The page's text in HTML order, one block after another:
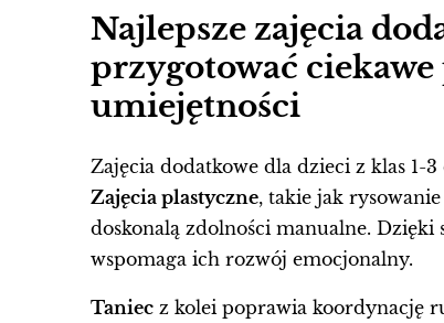
Najlepsze zajęcia
przygotować
umiejętności
Zajęcia dodatkowe dla dzieci z klas 1-
Zajęcia plastyczne, takie jak
doskonalą zdolności manualne. Dzięki
wspomaga ich rozwój emocjonalny.
Taniecz kolei poprawia koordynację